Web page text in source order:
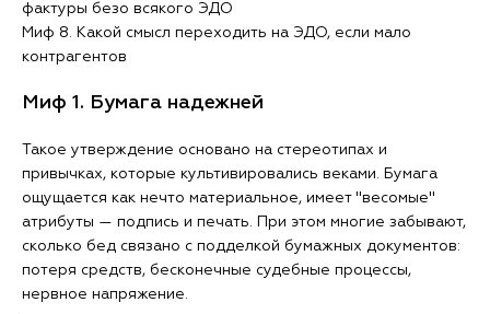
фактуры безо всякого ЭДО
Миф 8. Какой смысл переходить на ЭДО, если мало
контрагентов
Миф 1. Бумага надежней
Такое утверждение основано на стереотипах и
привычках, которые культивировались веками. Бумага
ощущается как нечто материальное, имеет "весомые"
атрибуты — подпись и печать. При этом многие забывают,
сколько бед связано с подделкой бумажных документов:
потеря средств, бесконечные судебные процессы,
нервное напряжение.